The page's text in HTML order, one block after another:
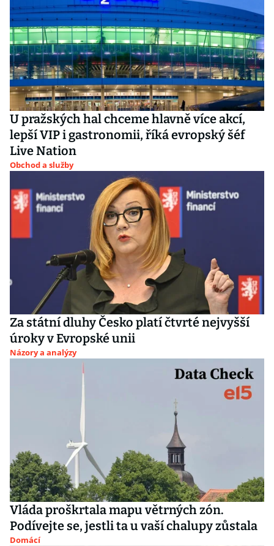
U pražských hal chceme hlavně více akcí,
lepší VIP i gastronomii, říká evropský šéf
Live Nation
Obchod a služby
Za státní dluhy Česko platí čtvrté nejvyšší
úroky v Evropské unii
Názory a analýzy
Vláda proškrtala mapu větrných zón.
Podívejte se, jestli ta u vaší chalupy zůstala
Domácí